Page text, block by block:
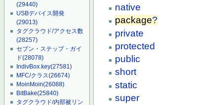
(29440)
USBデバイス開発
(29013)
タグクラウド/アクセス数
(28257)
セブン・ステップ・ガイ
ド(28078)
IndivBox.key(27581)
MFC/クラス(26674)
MoinMoin(26088)
BitBake(25840)
タグクラウド/内部被リン
native
package?
private
protected
public
short
static
super